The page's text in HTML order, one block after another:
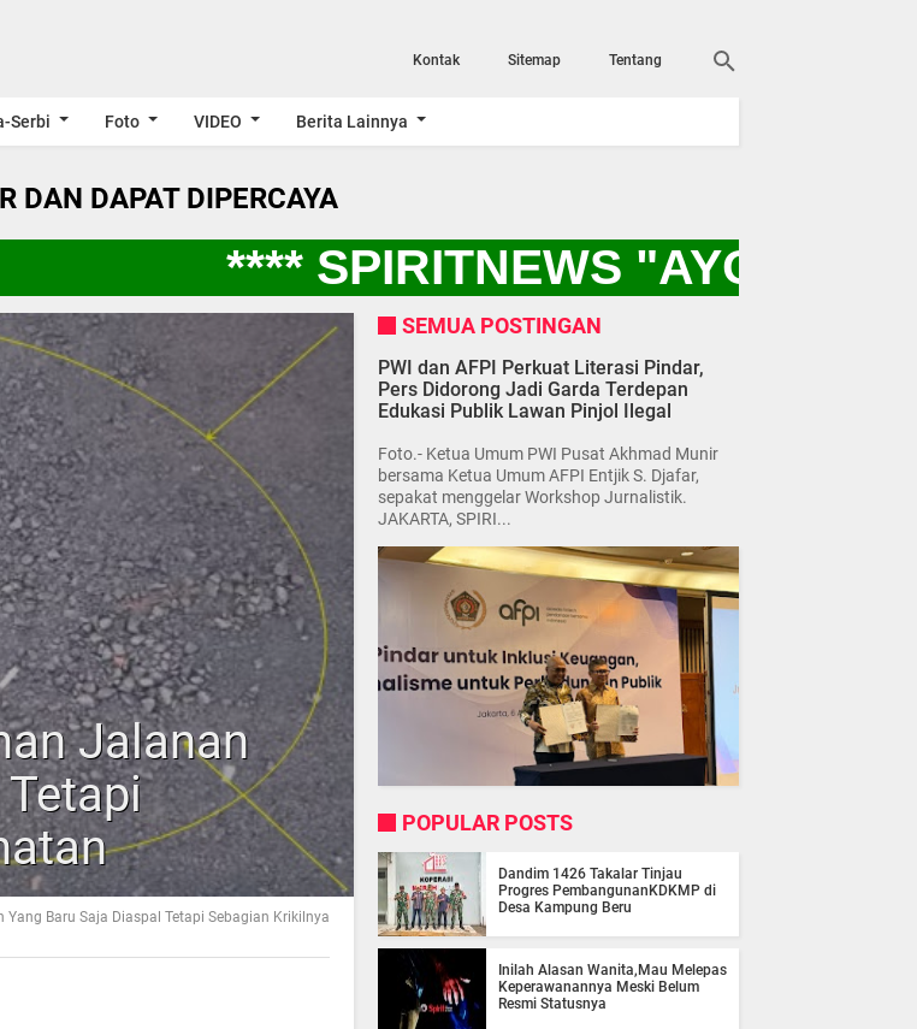
Kontak Sitemap Tentang
Serbi Foto VIDEO Berita Lainnya
DAN DAPAT DIPERCAYA
**** SPIRITNEWS "AYO KITA
Jalanan
Baru Saja Diaspal Tetapi Sebagian Krikilnya
SEMUA POSTINGAN
PWI dan AFPI Perkuat Literasi Pindar,
Pers Didorong Jadi Garda Terdepan
Edukasi Publik Lawan Pinjol Ilegal
Foto.- Ketua Umum PWI Pusat Akhmad Munir
bersama Ketua Umum AFPI Entjik S. Djafar,
sepakat menggelar Workshop Jurnalistik.
JAKARTA, SPIRI...
POPULAR POSTS
Dandim 1426 Takalar Tinjau
Progres PembangunanKDKMP di
Desa Kampung Beru
Inilah Alasan Wanita,Mau Melepas
Keperawanannya Meski Belum
Resmi Statusnya